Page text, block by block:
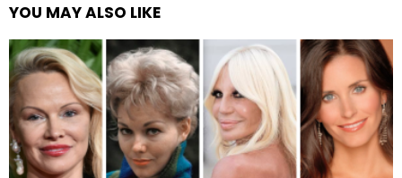
YOU MAY ALSO LIKE